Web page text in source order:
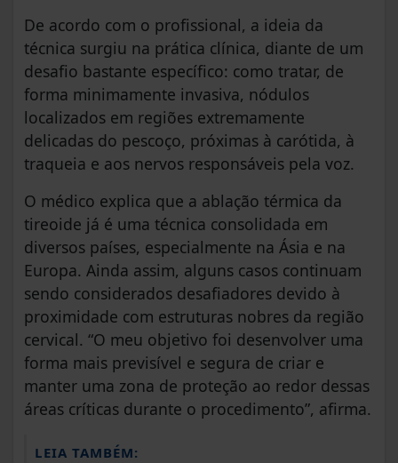
De acordo com o profissional, a ideia da
técnica surgiu na prática clínica, diante de um
desafio bastante específico: como tratar, de
forma minimamente invasiva, nódulos
localizados em regiões extremamente
delicadas do pescoço, próximas à carótida, à
traqueia e aos nervos responsáveis pela voz.
O médico explica que a ablação térmica da
tireoide já é uma técnica consolidada em
diversos países, especialmente na Ásia e na
Europa. Ainda assim, alguns casos continuam
sendo considerados desafiadores devido à
proximidade com estruturas nobres da região
cervical. “O meu objetivo foi desenvolver uma
forma mais previsível e segura de criar e
manter uma zona de proteção ao redor dessas
áreas críticas durante o procedimento”, afirma.
LEIA TAMBÉM: